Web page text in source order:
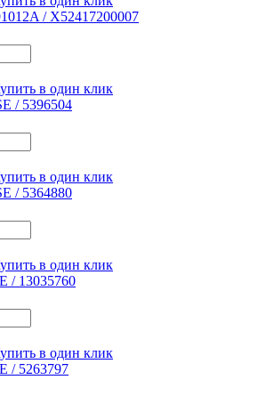
/ X52417200007
в один клик
/ 5396504
в один клик
/ 5364880
в один клик
/ 13035760
в один клик
/ 5263797